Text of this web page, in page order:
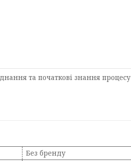
та початкові знання процесу
Без бренду